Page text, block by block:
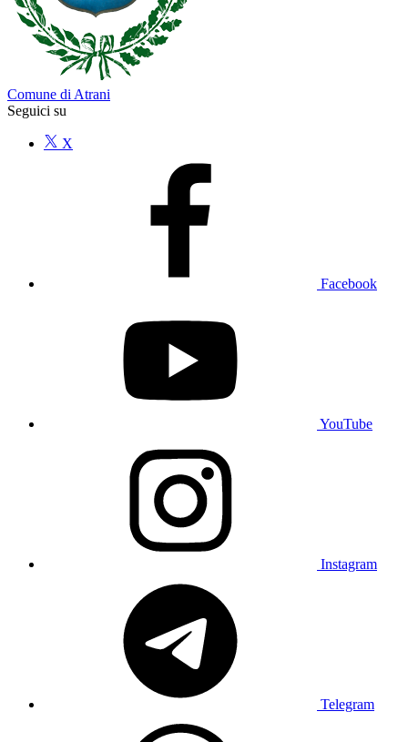
Comune di Atrani
Seguici su
X
Facebook
YouTube
Instagram
Telegram